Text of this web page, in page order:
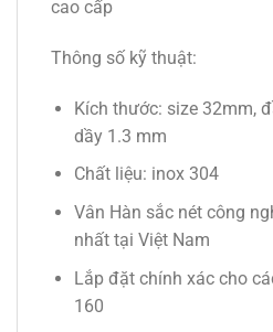
cao cấp
Thông số kỹ thuật:
Kích thước: size 32mm,
dầy 1.3 mm
Chất liệu: inox 304
Vân Hàn sắc nét công
nhất tại Việt Nam
Lắp đặt chính xác cho
160